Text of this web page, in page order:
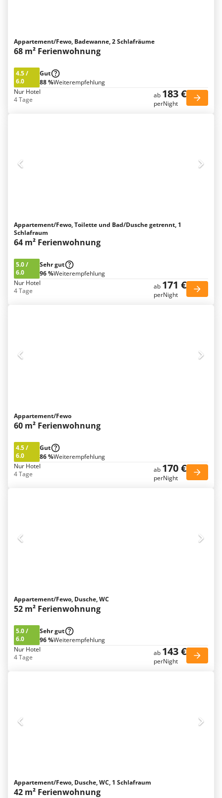
Appartement/Fewo, Badewanne, 2 Schlafräume
68 m² Ferienwohnung
4.5/
6.0
Gut
88 %Weiterempfehlung
Nur Hotel
4 Tage
ab 183 €
perNight
Appartement/Fewo, Toilette und Bad/Dusche getrennt, 1
Schlafraum
64 m² Ferienwohnung
5.0/
6.0
Sehr gut
96 %Weiterempfehlung
Nur Hotel
4 Tage
ab 171 €
perNight
Appartement/Fewo
60 m² Ferienwohnung
4.5/
6.0
Gut
86 %Weiterempfehlung
Nur Hotel
4 Tage
ab 170 €
perNight
Appartement/Fewo, Dusche, WC
52 m² Ferienwohnung
5.0/
6.0
Sehr gut
96 %Weiterempfehlung
Nur Hotel
4 Tage
ab 143 €
perNight
Appartement/Fewo, Dusche, WC, 1 Schlafraum
42 m² Ferienwohnung